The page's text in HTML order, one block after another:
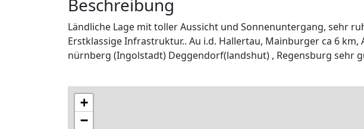
Beschreibung
Ländliche Lage mit toller Aussicht und Sonnenuntergang, sehr
Erstklassige Infrastruktur.. Au i.d. Hallertau, Mainburger ca 6 km,
nürnberg (Ingolstadt) Deggendorf(landshut) , Regensburg sehr
+
−